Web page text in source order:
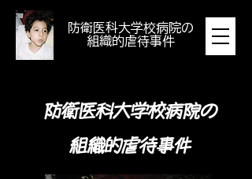
​防衛医科大学校病院の
組織的虐待事件
防衛医科大学校病院の
組織的虐待事件